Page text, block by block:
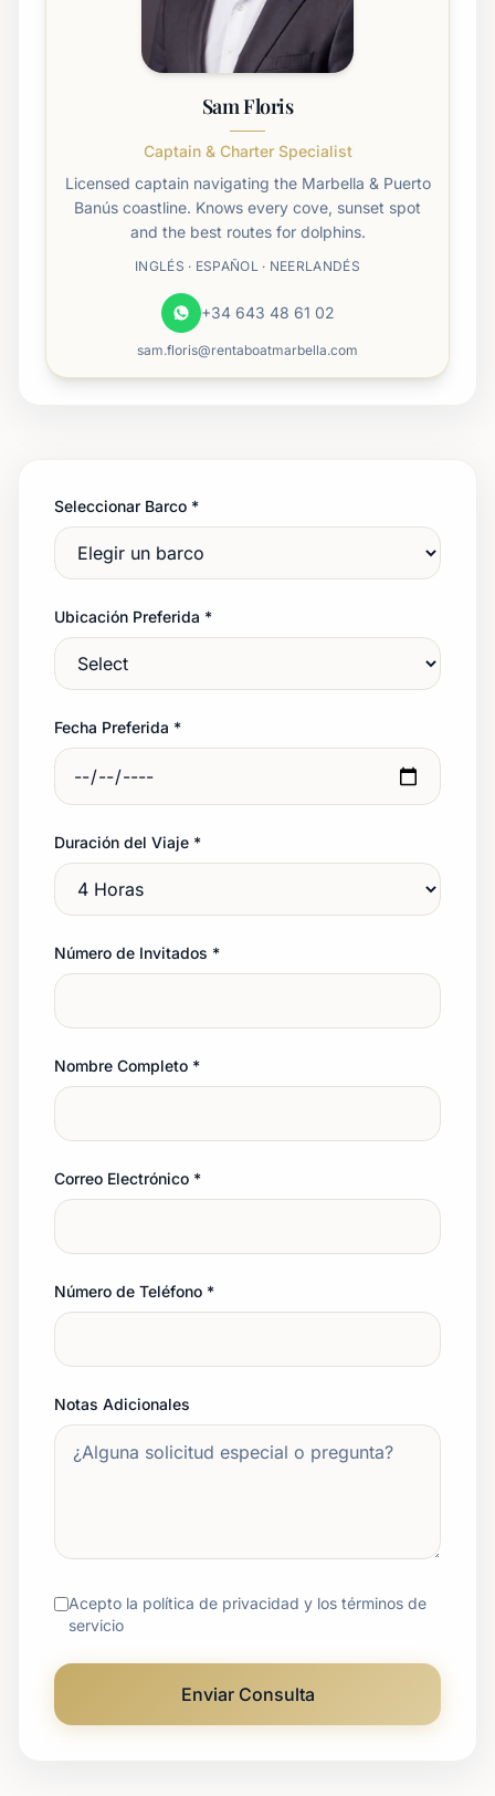
Sam Floris
Captain & Charter Specialist
Licensed captain navigating the Marbella & Puerto
Banús coastline. Knows every cove, sunset spot
and the best routes for dolphins.
INGLÉS · ESPAÑOL · NEERLANDÉS
+34 643 48 61 02
sam.floris@rentaboatmarbella.com
Seleccionar Barco *
Ubicación Preferida *
Fecha Preferida *
Duración del Viaje *
Número de Invitados *
Nombre Completo *
Correo Electrónico *
Número de Teléfono *
Notas Adicionales
Acepto la política de privacidad y los términos de
servicio
Enviar Consulta